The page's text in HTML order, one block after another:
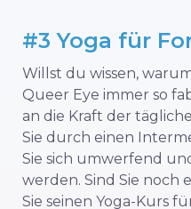
#3 Yoga für
Willst du wissen,
Queer Eye immer so
an die Kraft der
Sie durch einen
Sie sich umwerfend
werden. Sind Sie noch
Sie seinen Yoga-Kurs